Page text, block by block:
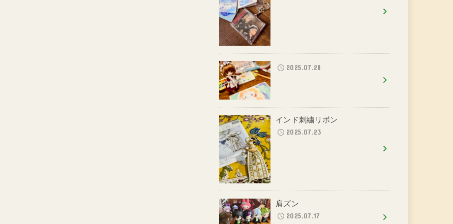
2025.07.28
インド刺繍リボン
2025.07.23
肩ズン
2025.07.17